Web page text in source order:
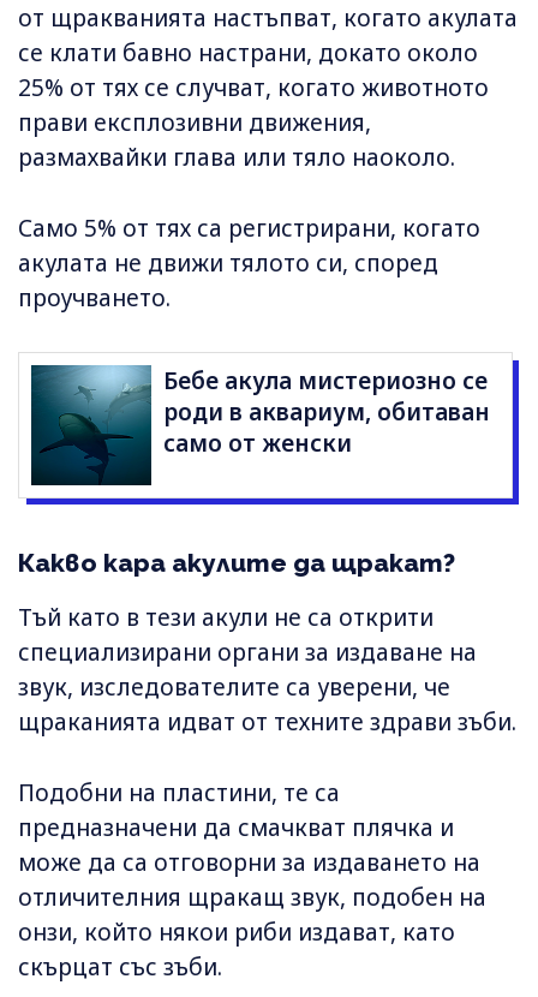
от щракванията настъпват, когато акулата
се клати бавно настрани, докато около
25% от тях се случват, когато животното
прави експлозивни движения,
размахвайки глава или тяло наоколо.
Само 5% от тях са регистрирани, когато
акулата не движи тялото си, според
проучването.
Бебе акула мистериозно се
роди в аквариум, обитаван
само от женски
Какво кара акулите да щракат?
Тъй като в тези акули не са открити
специализирани органи за издаване на
звук, изследователите са уверени, че
щраканията идват от техните здрави зъби.
Подобни на пластини, те са
предназначени да смачкват плячка и
може да са отговорни за издаването на
отличителния щракащ звук, подобен на
онзи, който някои риби издават, като
скърцат със зъби.